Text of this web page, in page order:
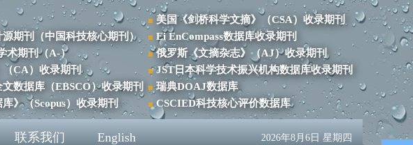
期刊（中国科技核心期刊）
术期刊（A-）
CA）收录期刊
数据库（EBSCO）收录期刊
》（Scopus）收录期刊
美国《剑桥科学文摘》（CSA）收录期刊
Ei EnCompass数据库收录期刊
俄罗斯《文摘杂志》（AJ）收录期刊
JST日本科学技术振兴机构数据库收录期刊
瑞典DOAJ数据库
CSCIED科技核心评价数据库
联系我们 English 2026年8月6日 星期四